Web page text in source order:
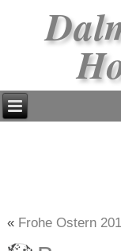
« Frohe Ostern